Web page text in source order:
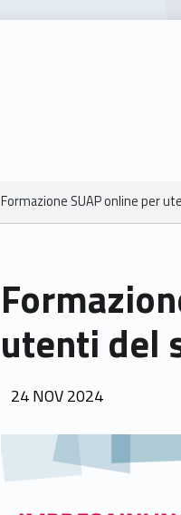
Breadcrumbs navigation
Formazione SUAP online per
utenti del
POSTED ON:
24NOV2024